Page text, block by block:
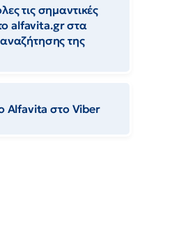
τις σημαντικές
alfavita.gr στα
της
Αlfavita στο Viber